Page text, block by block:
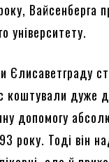
Вайсенберга
університету.
Єлисаветграду
коштували дуже
допомогу
року. Тоді він